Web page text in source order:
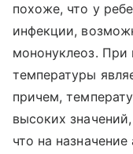
похоже, что у
инфекции,
мононуклеоз.
температуры
причем,
высоких
что на